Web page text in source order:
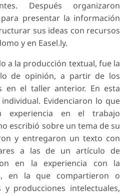
Después organizaron
presentar la información
sus ideas con recursos
y en Easel.ly.
a la producción textual, fue la
de opinión, a partir de los
en el taller anterior. En esta
Evidenciaron lo que
experiencia en el trabajo
escribió sobre un tema de su
y entregaron un texto con
a las de un artículo de
en la experiencia con la
en la que compartieron o
producciones intelectuales,